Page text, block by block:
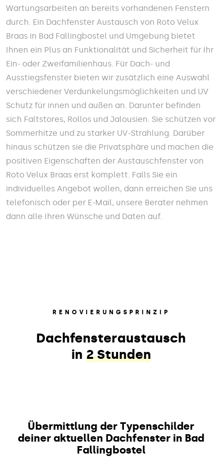
Wartungsarbeiten an bereits vorhandenen Fenstern
durch. Ein Dachfenster Austausch von Roto Velux
Braas in Bad Fallingbostel und Umgebung bietet
Ihnen ein Plus an Funktionalität und Sicherheit für Ihr
Ein- oder Zweifamilienhaus. Für Dach- und
Ausstiegsfenster bieten wir zusätzlich eine Auswahl
verschiedener Verdunkelungsmöglichkeiten und UV
Schutz für innen und außen an. Darunter befinden
sich Faltstores, Rollos und Jalousien. Sie schützen vor
Sommerhitze und zu starker UV-Strahlung. Darüber
hinaus schützen sie die Privatsphäre und machen die
positiven Eigenschaften der Austauschfenster von
Roto Velux Braas erst komplett. Falls Sie ein
individuelles Angebot wollen, dann erreichen Sie uns
telefonisch oder per E-Mail, unsere Berater nehmen
dann alle Ihren Wünsche und Daten auf.
RENOVIERUNGSPRINZIP
Dachfensteraustausch
in 2 Stunden
Übermittlung der Typenschilder
deiner aktuellen Dachfenster in Bad
Fallingbostel